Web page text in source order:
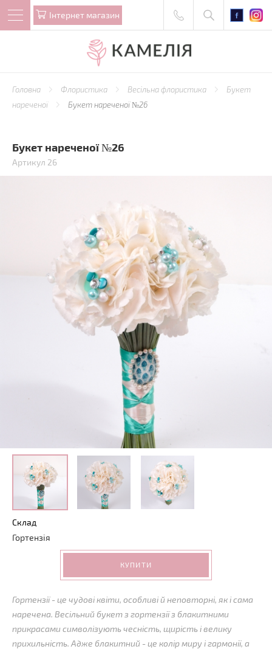
Iнтернет магазин
Головна Флористика Весільна флористика
Букет
нареченої
Букет нареченої №26
Букет нареченої №26
Артикул 26
Склад
Гортензія
КУПИТИ
Гортензії - це чудові квіти, особливі й неповторні, як і сама
наречена. Весільний букет з гортензії з блакитними
прикрасами символізують чесність, щирість і велику
прихильність. Адже блакитний - це колір миру і гармонії, а